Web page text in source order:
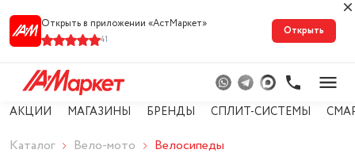
Открыть в приложении «АстМарке‪т‬»
41
Открыть
АКЦИИ МАГАЗИНЫ БРЕНДЫ СПЛИТ-СИСТЕМЫ
Каталог Вело-мото Велосипеды